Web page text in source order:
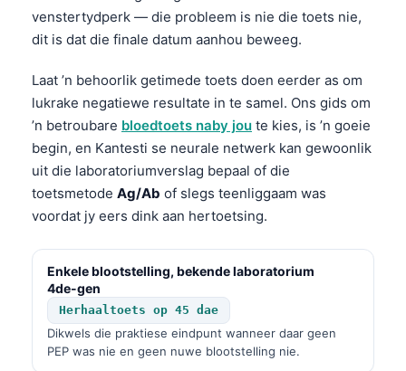
venstertydperk — die probleem is nie die toets nie,
dit is dat die finale datum aanhou beweeg.
Laat ’n behoorlik getimede toets doen eerder as om
lukrake negatiewe resultate in te samel. Ons gids om
’n betroubare bloedtoets naby jou te kies, is ’n goeie
begin, en Kantesti se neurale netwerk kan gewoonlik
uit die laboratoriumverslag bepaal of die
toetsmetode Ag/Ab of slegs teenliggaam was
voordat jy eers dink aan hertoetsing.
Enkele blootstelling, bekende laboratorium
4de-gen
Herhaaltoets op 45 dae
Dikwels die praktiese eindpunt wanneer daar geen
PEP was nie en geen nuwe blootstelling nie.
Română
简体中文
فارسی
Dansk
Nederlands
हिन्दी
Հայերեն
Íslenska
Српски језик
Svenska